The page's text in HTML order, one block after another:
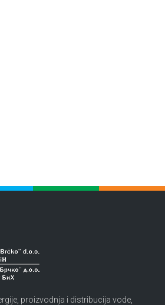
proizvodnja i distribucija vode,